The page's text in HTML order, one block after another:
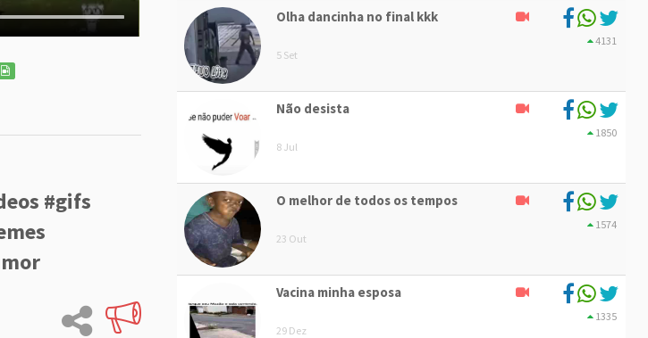
#gifs
Olha dancinha no final kkk
5 Set
4131
Não desista
8 Jul
1850
O melhor de todos os tempos
23 Out
1574
Vacina minha esposa
29 Dez
1335